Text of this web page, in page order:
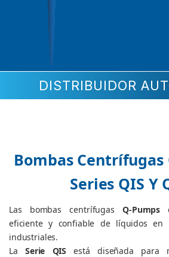
DISTRIBUIDOR
Bombas
Series QIS Y
Las bombas centrífugasQ-Pumps
eficiente y confiable de líquidos en
industriales.
La Serie QIS está diseñada para